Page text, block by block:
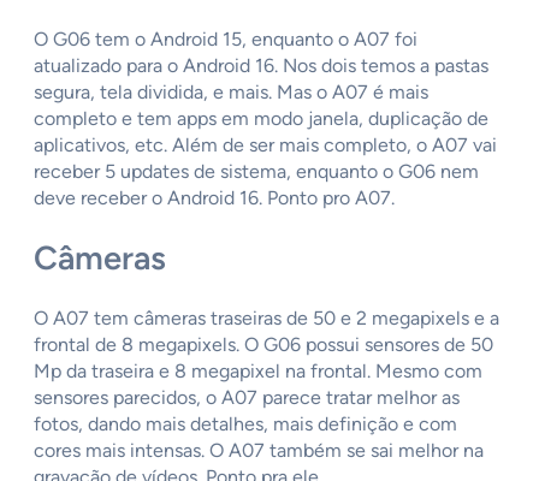
O G06 tem o Android 15, enquanto o A07 foi
atualizado para o Android 16. Nos dois temos a pastas
segura, tela dividida, e mais. Mas o A07 é mais
completo e tem apps em modo janela, duplicação de
aplicativos, etc. Além de ser mais completo, o A07 vai
receber 5 updates de sistema, enquanto o G06 nem
deve receber o Android 16. Ponto pro A07.
Câmeras
O A07 tem câmeras traseiras de 50 e 2 megapixels e a
frontal de 8 megapixels. O G06 possui sensores de 50
Mp da traseira e 8 megapixel na frontal. Mesmo com
sensores parecidos, o A07 parece tratar melhor as
fotos, dando mais detalhes, mais definição e com
cores mais intensas. O A07 também se sai melhor na